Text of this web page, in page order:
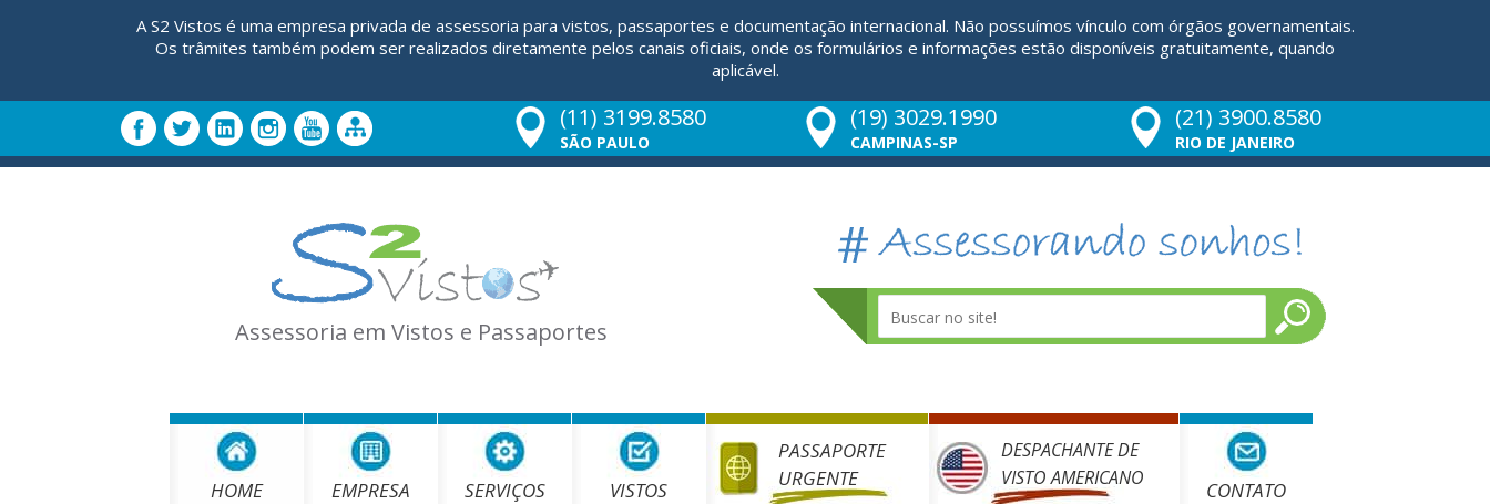
A S2 Vistos é uma empresa privada de assessoria para vistos, passaportes e documentação internacional. Não possuímos vínculo com órgãos governamentais.
Os trâmites também podem ser realizados diretamente pelos canais oficiais, onde os formulários e informações estão disponíveis gratuitamente, quando
aplicável.
(11) 3199.8580
SÃO PAULO
(19) 3029.1990
CAMPINAS-SP
(21) 3900.8580
RIO DE JANEIRO
Assessoria em Vistos e Passaportes
HOME EMPRESA SERVIÇOS VISTOS
PASSAPORTE
URGENTE
DESPACHANTE DE
VISTO AMERICANO
CONTATO